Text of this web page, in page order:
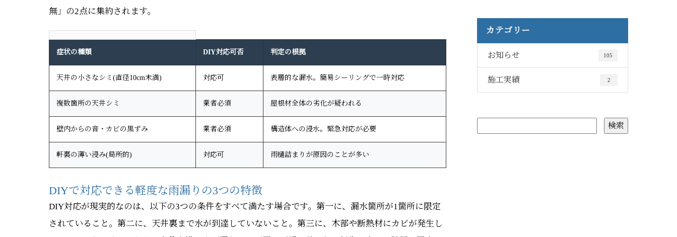
無」の2点に集約されます。
症状の種類 DIY対応可否 判定の根拠
天井の小さなシミ(直径10cm未満) 対応可 表層的な漏水。簡易シーリングで一時対応
複数箇所の天井シミ 業者必須 屋根材全体の劣化が疑われる
壁内からの音・カビの黒ずみ 業者必須 構造体への浸水。緊急対応が必要
軒裏の薄い浸み(局所的) 対応可 雨樋詰まりが原因のことが多い
DIYで対応できる軽度な雨漏りの3つの特徴
DIY対応が現実的なのは、以下の3つの条件をすべて満たす場合です。第一に、漏水箇所が1箇所に限定
されていること。第二に、天井裏まで水が到達していないこと。第三に、木部や断熱材にカビが発生し
カテゴリー
お知らせ 105
施工実績 2